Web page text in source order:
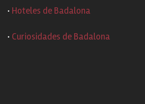
· Hoteles de Badalona
· Curiosidades de Badalona